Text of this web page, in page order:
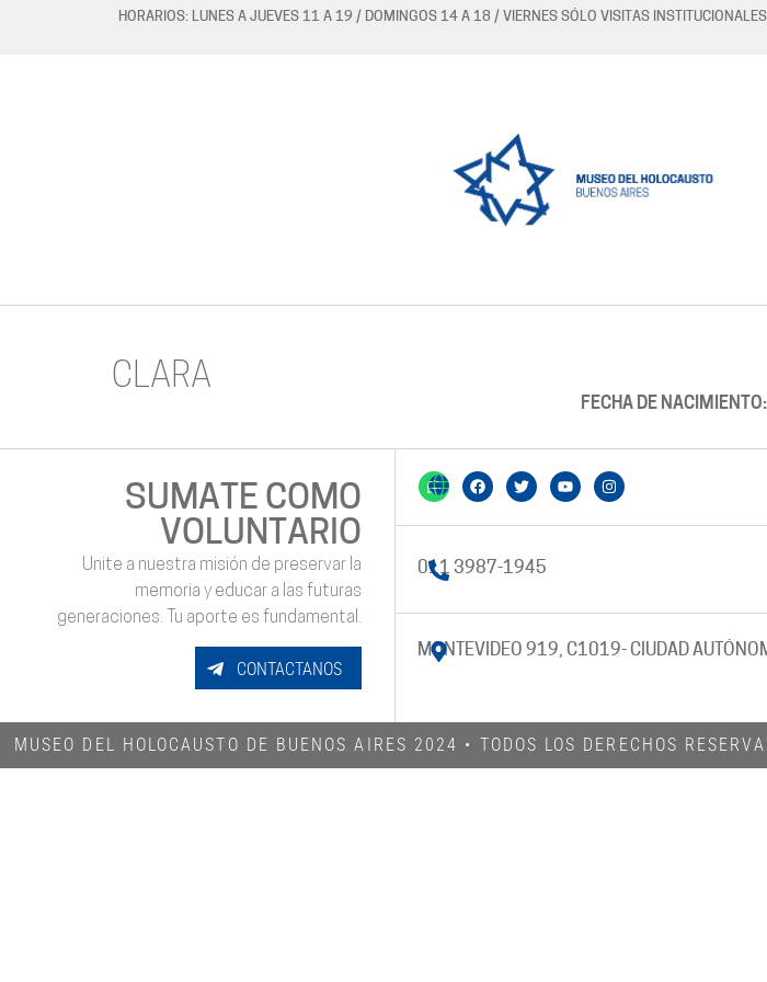
HORARIOS: LUNES A JUEVES 11 A 19 / DOMINGOS 14 A 18 / VIERNES SÓLO VISITAS
CLARA
FECHA DE NACIMIENTO:
SUMATE COMO
VOLUNTARIO
Unite a nuestra misión de preservar la
memoria y educar a las futuras
generaciones. Tu aporte es fundamental.
CONTACTANOS
011 3987-1945
MONTEVIDEO 919, C1019- CIUDAD
MUSEO DEL HOLOCAUSTO DE BUENOS AIRES 2024​ • TODOS LOS DERECHOS